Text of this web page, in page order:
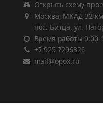
Открыть схему
Москва, МКАД 32
пос. Битца, ул.
Время работы 9:00-
+7 925 7296326
mail@opox.ru